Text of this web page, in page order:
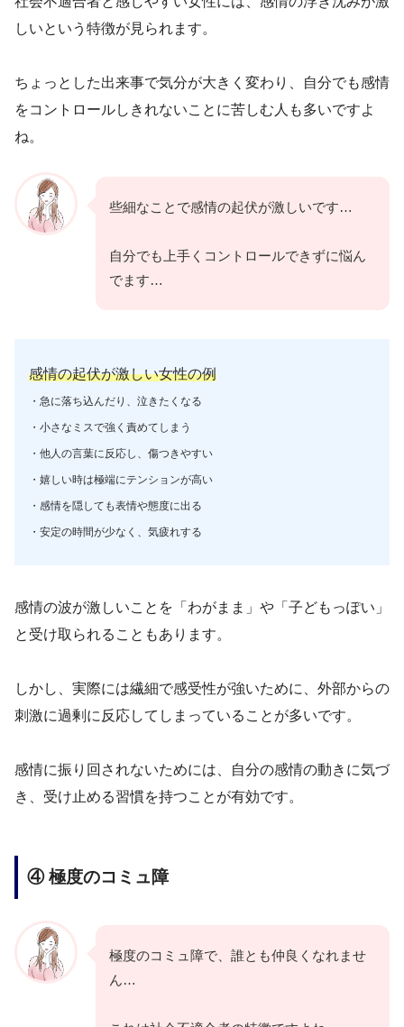
しいという特徴が見られます。
ちょっとした出来事で気分が大きく変わり、自分でも感情
をコントロールしきれないことに苦しむ人も多いですよ
ね。
些細なことで感情の起伏が激しいです…
自分でも上手くコントロールできずに悩ん
でます…
感情の起伏が激しい女性の例
・急に落ち込んだり、泣きたくなる
・小さなミスで強く責めてしまう
・他人の言葉に反応し、傷つきやすい
・嬉しい時は極端にテンションが高い
・感情を隠しても表情や態度に出る
・安定の時間が少なく、気疲れする
感情の波が激しいことを「わがまま」や「子どもっぽい」
と受け取られることもあります。
しかし、実際には繊細で感受性が強いために、外部からの
刺激に過剰に反応してしまっていることが多いです。
感情に振り回されないためには、自分の感情の動きに気づ
き、受け止める習慣を持つことが有効です。
④ 極度のコミュ障
極度のコミュ障で、誰とも仲良くなれませ
ん…